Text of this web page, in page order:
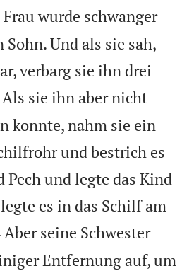
wurde schwanger
Und als sie sah,
verbarg sie ihn drei
Als sie ihn aber nicht
konnte, nahm sie ein
und bestrich es
und legte das Kind
es in das Schilf am
Aber seine Schwester
Entfernung auf, um